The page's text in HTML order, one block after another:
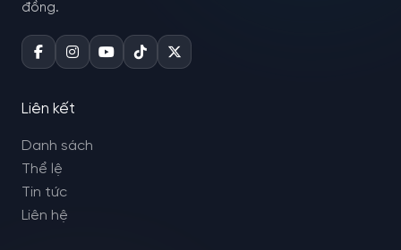
đồng.
Liên kết
Danh sách
Thể lệ
Tin tức
Liên hệ